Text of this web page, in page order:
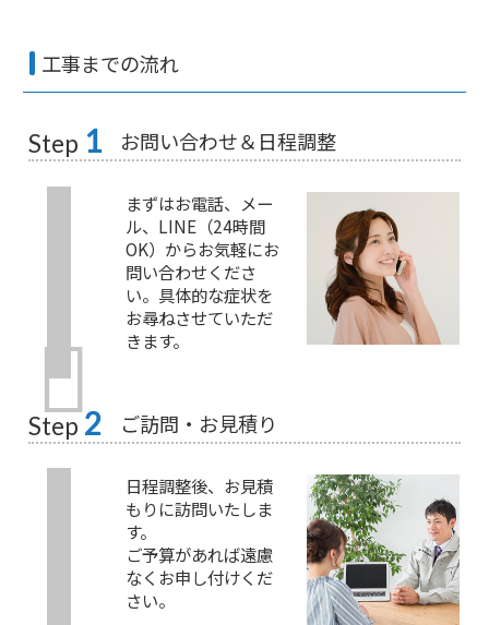
工事までの流れ
Step 1 お問い合わせ＆日程調整
まずはお電話、メー
ル、LINE（24時間
OK）からお気軽にお
問い合わせくださ
い。具体的な症状を
お尋ねさせていただ
きます。
Step 2 ご訪問・お見積り
日程調整後、お見積
もりに訪問いたしま
す。
ご予算があれば遠慮
なくお申し付けくだ
さい。